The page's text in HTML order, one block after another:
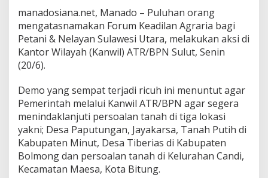
B
P
N
,
T
t
u
t
I
n
i
K
a
manadosiana.net, Manado – Puluhan orang
mengatasnamakan Forum Keadilan Agraria bagi
Petani & Nelayan Sulawesi Utara, melakukan aksi di
Kantor Wilayah (Kanwil) ATR/BPN Sulut, Senin
(20/6).
Demo yang sempat terjadi ricuh ini menuntut agar
Pemerintah melalui Kanwil ATR/BPN agar segera
menindaklanjuti persoalan tanah di tiga lokasi
yakni; Desa Paputungan, Jayakarsa, Tanah Putih di
Kabupaten Minut, Desa Tiberias di Kabupaten
Bolmong dan persoalan tanah di Kelurahan Candi,
Kecamatan Maesa, Kota Bitung.